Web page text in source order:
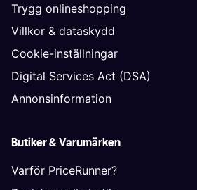
Trygg onlineshopping
Villkor & dataskydd
Cookie-inställningar
Digital Services Act (DSA)
Annonsinformation
Butiker & Varumärken
Varför PriceRunner?